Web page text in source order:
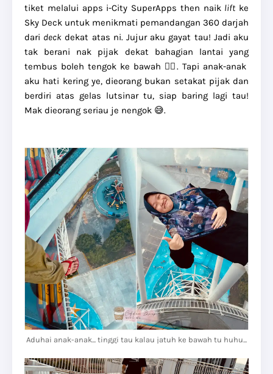
tiket melalui apps i-City SuperApps then naik liftke
Sky Deck untuk menikmati pemandangan 360 darjah
dari deck dekat atas ni. Jujur aku gayat tau! Jadi aku
tak berani nak pijak dekat bahagian lantai yang
tembus boleh tengok ke bawah 😮‍💨. Tapi anak-anak
aku hati kering ye, dieorang bukan setakat pijak dan
berdiri atas gelas lutsinar tu, siap baring lagi tau!
Mak dieorang seriau je nengok 😅.
Aduhai anak-anak... tinggi tau kalau jatuh ke bawah tu huhu...